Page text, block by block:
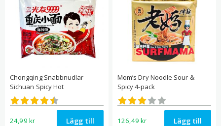
Chongqing Snabbnudlar
Sichuan Spicy Hot
Betygsatt
4.50
av 5
24,99 kr Lägg till
Mom’s Dry Noodle Sour &
Spicy 4-pack
Betygsatt
3.00
av 5
126,49 kr Lägg till